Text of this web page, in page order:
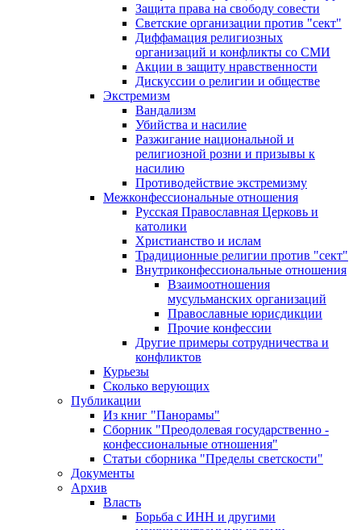
Защита права на свободу совести
Светские организации против "сект"
Диффамация религиозных
организаций и конфликты со СМИ
Акции в защиту нравственности
Дискуссии о религии и обществе
Экстремизм
Вандализм
Убийства и насилие
Разжигание национальной и
религиозной розни и призывы к
насилию
Противодействие экстремизму
Межконфессиональные отношения
Русская Православная Церковь и
католики
Христианство и ислам
Традиционные религии против "сект"
Внутриконфессиональные отношения
Взаимоотношения
мусульманских организаций
Православные юрисдикции
Прочие конфессии
Другие примеры сотрудничества и
конфликтов
Курьезы
Сколько верующих
Публикации
Из книг "Панорамы"
Сборник "Преодолевая государственно -
конфессиональные отношения"
Статьи сборника "Пределы светскости"
Документы
Архив
Власть
Борьба с ИНН и другими